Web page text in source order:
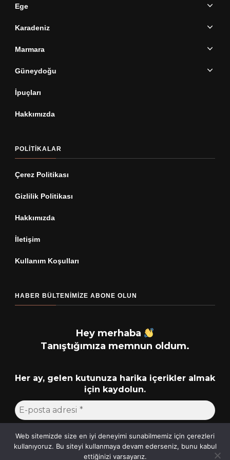
Ege
Karadeniz
Marmara
Güneydoğu
İpuçları
Hakkımızda
POLITIKALAR
Çerez Politikası
Gizlilik Politikası
Hakkımızda
İletişim
Kullanım Koşulları
HABER BÜLTENIMIZE ABONE OLUN
Hey merhaba
Tanıştığımıza memnun oldum.
Her ay, gelen kutunuza harika içerikler almak
için kaydolun.
Web sitemizde size en iyi deneyimi sunabilmemiz için çerezleri
kullanıyoruz. Bu siteyi kullanmaya devam ederseniz, bunu kabul
ettiğinizi varsayarız.